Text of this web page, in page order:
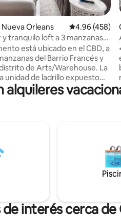
de 5, 237 reseñas
Orleans Calificación
4.96 (458)
tranquilo loft a 3 manzanas
está ubicado en el CBD, a
del Barrio Francés y
de Arts/Warehouse. La
unidad de ladrillo expuesto
lo que necesita, con
West Elm y Pottery Barn. A
de estar situado en
líneas de tranvía de la ciudad.
también están disponibles en
y para traslados al
interés cerca